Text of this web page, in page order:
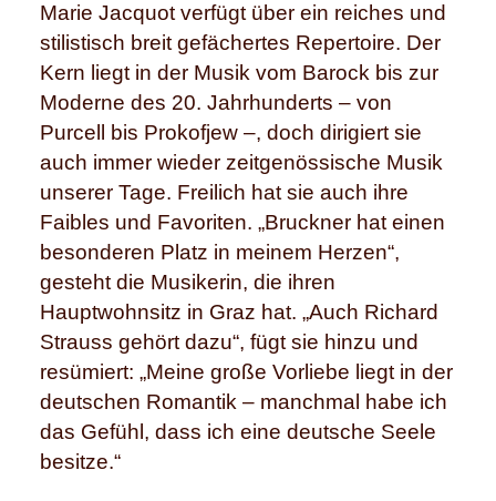
Marie Jacquot verfügt über ein reiches und
stilistisch breit gefächertes Repertoire. Der
Kern liegt in der Musik vom Barock bis zur
Moderne des 20. Jahrhunderts – von
Purcell bis Prokofjew –, doch dirigiert sie
auch immer wieder zeitgenössische Musik
unserer Tage. Freilich hat sie auch ihre
Faibles und Favoriten. „Bruckner hat einen
besonderen Platz in meinem Herzen“,
gesteht die Musikerin, die ihren
Hauptwohnsitz in Graz hat. „Auch Richard
Strauss gehört dazu“, fügt sie hinzu und
resümiert: „Meine große Vorliebe liegt in der
deutschen Romantik – manchmal habe ich
das Gefühl, dass ich eine deutsche Seele
besitze.“